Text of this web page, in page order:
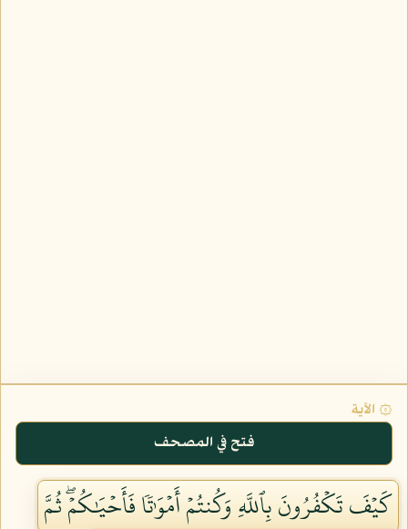
۞ الآية
فتح في المصحف
كَيۡفَ تَكۡفُرُونَ بِٱللَّهِ وَكُنتُمۡ أَمۡوَٰتٗا فَأَحۡيَٰكُمۡۖ ثُمَّ